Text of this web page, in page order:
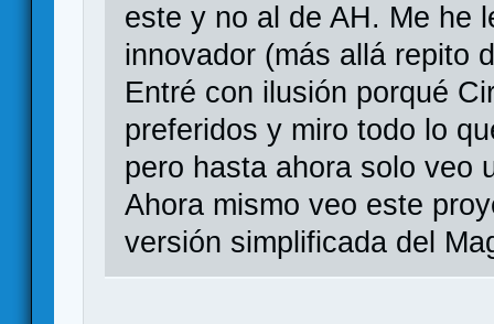
este y no al de AH. Me he
innovador (más allá repito
Entré con ilusión porqué
preferidos y miro todo lo
pero hasta ahora solo veo
Ahora mismo veo este
versión simplificada del